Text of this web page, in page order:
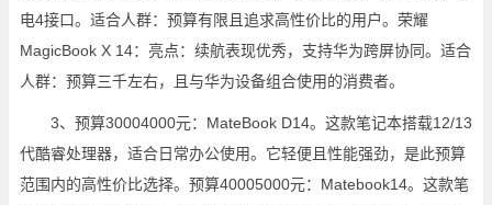
电4接口。适合人群：预算有限且追求高性价比的用户。荣耀
MagicBook X 14：亮点：续航表现优秀，支持华为跨屏协同。适合
人群：预算三千左右，且与华为设备组合使用的消费者。
3、预算30004000元：MateBook D14。这款笔记本搭载12/13
代酷睿处理器，适合日常办公使用。它轻便且性能强劲，是此预算
范围内的高性价比选择。预算40005000元：Matebook14。这款笔